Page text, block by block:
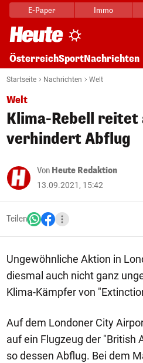
E-Paper Immo
ÖsterreichSportNachrichten
Startseite Nachrichten Welt
Welt
Klima-Rebell reitet
verhindert Abflug
Von Heute Redaktion
13.09.2021, 15:42
Teilen
Ungewöhnliche Aktion in
diesmal auch nicht ganz
Klima-Kämpfer von
Auf dem Londoner City
auf ein Flugzeug der "British
so dessen Abflug. Bei dem